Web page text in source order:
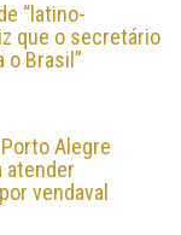
“latino-
que o secretário
o Brasil”
Alegre
atender
vendaval